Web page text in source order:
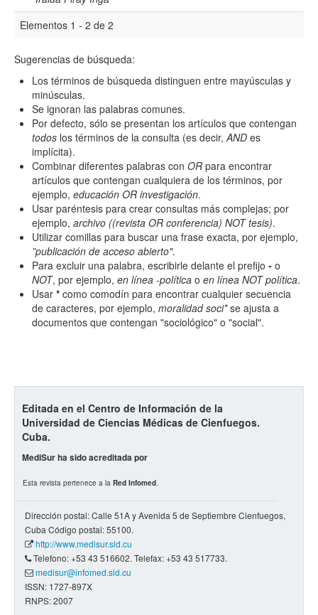
Hasta
Términos de indexación
Disciplinas
Tipo (método/enfoque)
Cobertura
Todos los camps término del índice
Elementos 1 - 2 de 2
Sugerencias de búsqueda:
Los términos de búsqueda distinguen entre mayúsculas y
minúsculas.
Se ignoran las palabras comunes.
Por defecto, sólo se presentan los artículos que contengan
todos los términos de la consulta (es decir, AND es
implícita).
Combinar diferentes palabras con OR para encontrar
artículos que contengan cualquiera de los términos, por
ejemplo, educación OR investigación.
Usar paréntesis para crear consultas más complejas; por
ejemplo, archivo ((revista OR conferencia) NOT tesis).
Utilizar comillas para buscar una frase exacta, por ejemplo,
”publicación de acceso abierto".
Para excluir una palabra, escribirle delante el prefijo - o
NOT, por ejemplo, en línea -política o en línea NOT política.
Usar * como comodín para encontrar cualquier secuencia
de caracteres, por ejemplo, moralidad soci*se ajusta a
documentos que contengan "sociológico" o "social".
Editada en el Centro de Información de la
Universidad de Ciencias Médicas de Cienfuegos.
Cuba.
MediSur ha sido acreditada por
Esta revista pertenece a la Red Infomed.
Dirección postal: Calle 51A y Avenida 5 de Septiembre Cienfuegos,
Cuba Código postal: 55100.
http://www.medisur.sld.cu
Telefono: +53 43 516602. Telefax: +53 43 517733.
medisur@infomed.sld.cu
ISSN: 1727-897X
RNPS: 2007